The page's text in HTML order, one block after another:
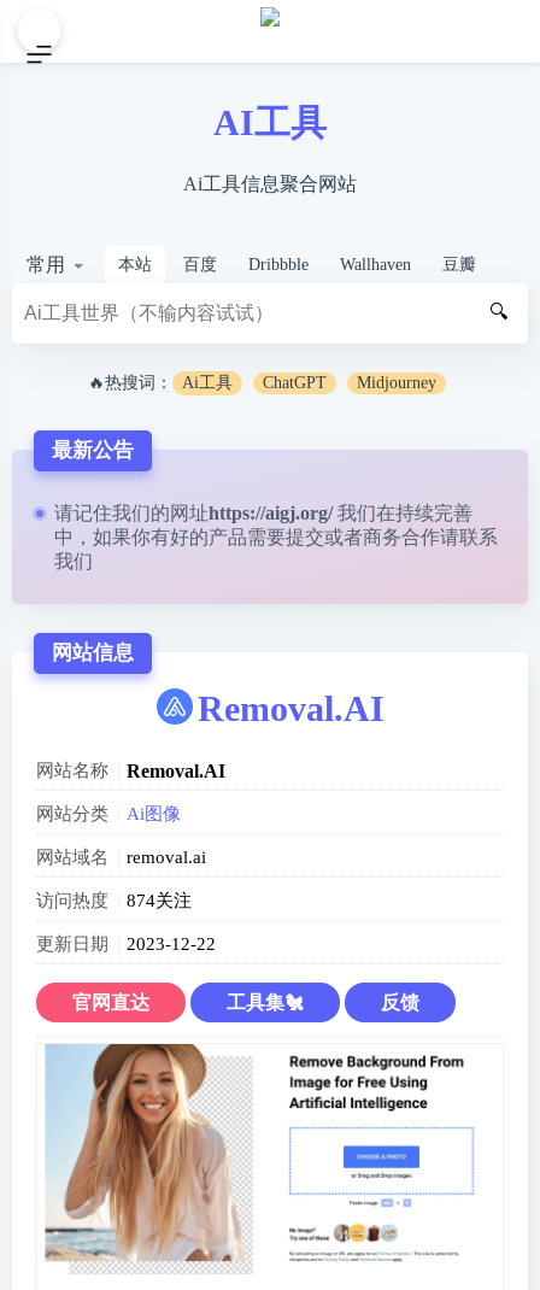
AI工具
Ai工具信息聚合网站
常用 本站 百度 Dribbble Wallhaven 豆瓣
🔍
🔥热搜词： Ai工具 ChatGPT Midjourney
最新公告
请记住我们的网址https://aigj.org/ 我们在持续完善
中，如果你有好的产品需要提交或者商务合作请联系
我们
网站信息
Removal.AI
网站名称 Removal.AI
网站分类 Ai图像
网站域名 removal.ai
访问热度 874关注
更新日期 2023-12-22
官网直达 工具集🐔 反馈